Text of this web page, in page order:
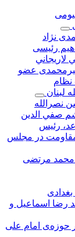
نژاد
رئیسی
لاريجاني
عضو
لبنان
نصرالله
صفي الدين
رئیس
مقاومت در مجلس
محمد مرتضی
رضا اسماعيل و
حوزه‌ی امام علی